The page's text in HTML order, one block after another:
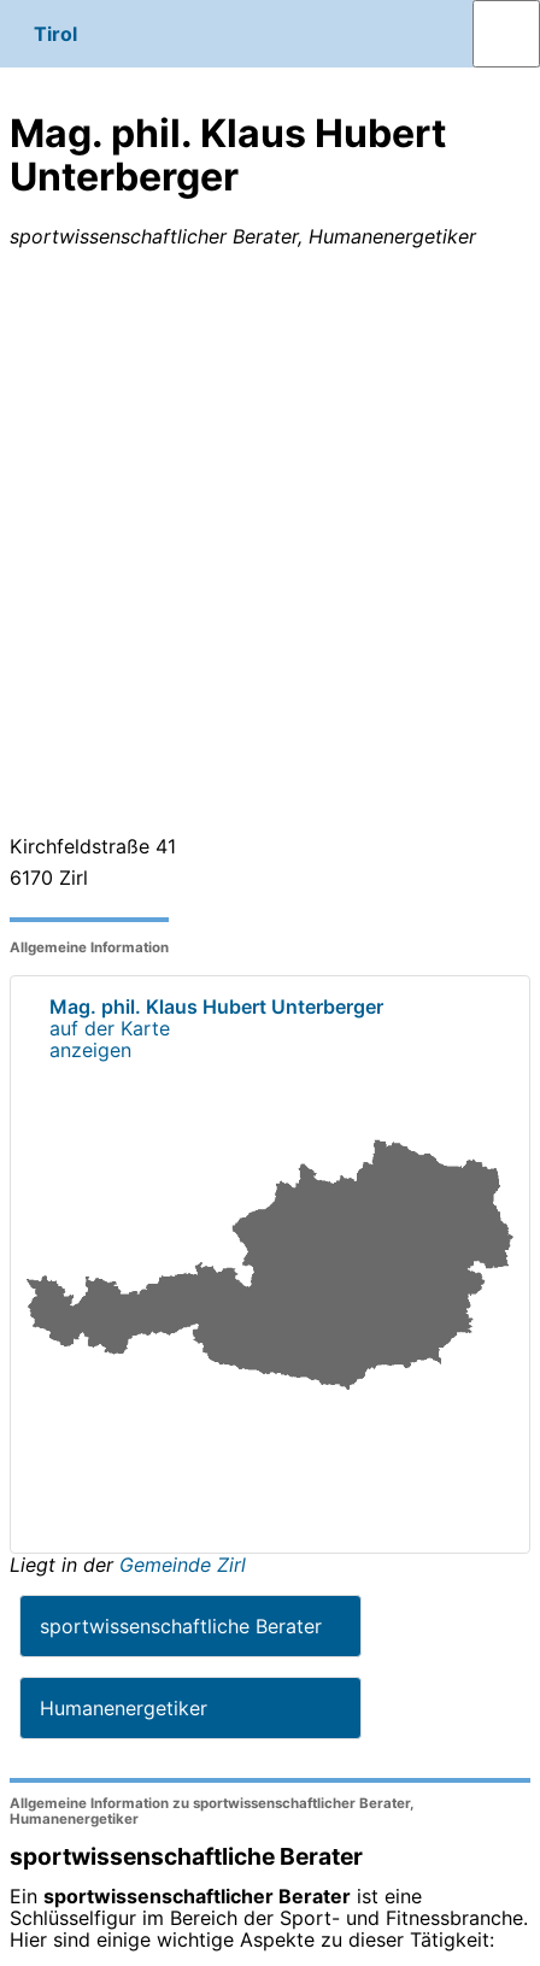
Tirol
Mag. phil. Klaus Hubert
Unterberger
sportwissenschaftlicher Berater, Humanenergetiker
Kirchfeldstraße 41
6170 Zirl
Allgemeine Information
Mag. phil. Klaus Hubert Unterberger
auf der Karte
anzeigen
Liegt in der Gemeinde Zirl
sportwissenschaftliche Berater
Humanenergetiker
Allgemeine Information zu sportwissenschaftlicher Berater,
Humanenergetiker
sportwissenschaftliche Berater
Ein sportwissenschaftlicher Berater ist eine
Schlüsselfigur im Bereich der Sport- und Fitnessbranche.
Hier sind einige wichtige Aspekte zu dieser Tätigkeit: